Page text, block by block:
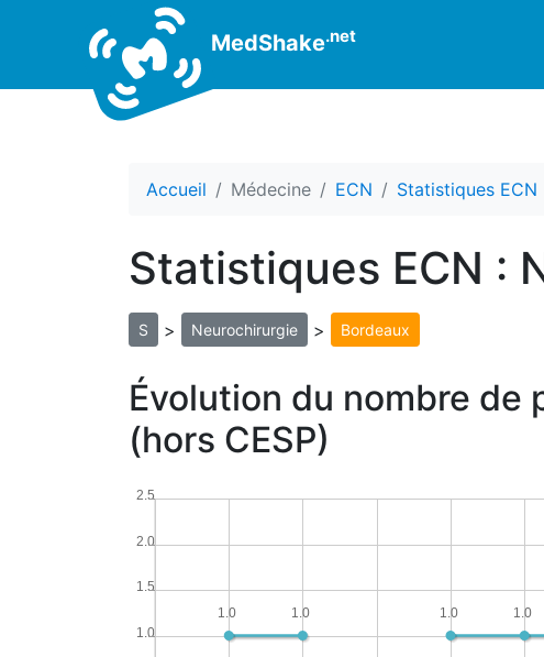
MedShake.net
Accueil Médecine ECN Statistiques ECN
Statistiques ECN :
S > Neurochirurgie > Bordeaux
Évolution du nombre de
(hors CESP)
1.0
1.5
2.0
2.5
1.0
1.0
1.0
1.0